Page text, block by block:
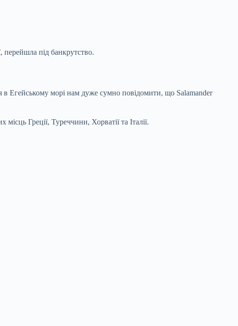
перейшла під банкрутство.
в Егейському морі нам дуже сумно повідомити, що Salamander
Греції, Туреччини, Хорватії та Італії.